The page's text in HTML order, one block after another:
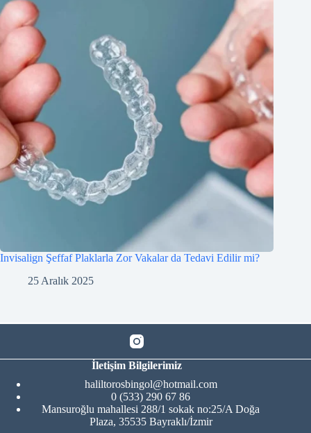
Invisalign Şeffaf Plaklarla Zor Vakalar da Tedavi Edilir mi?
25 Aralık 2025
İletişim Bilgilerimiz
haliltorosbingol@hotmail.com
0 (533) 290 67 86
Mansuroğlu mahallesi 288/1 sokak no:25/A Doğa
Plaza, 35535 Bayraklı/İzmir